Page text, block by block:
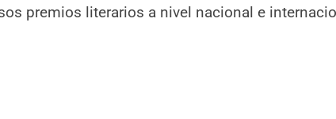
premios literarios a nivel nacional e